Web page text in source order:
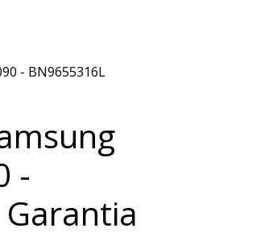
- BN9655316L
-